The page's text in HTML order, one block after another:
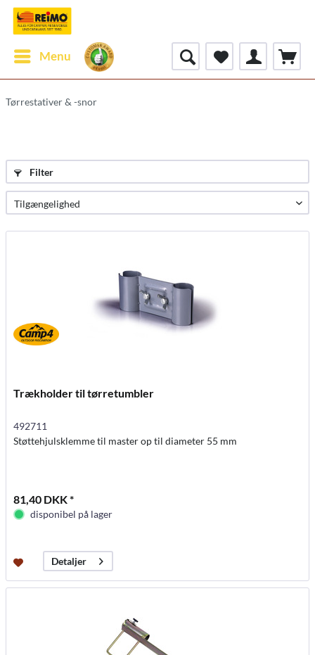
Menu
Tørrestativer & -snor
Filter
Trækholder til tørretumbler
492711
Støttehjulsklemme til master op til diameter 55 mm
81,40 DKK *
disponibel på lager
Detaljer